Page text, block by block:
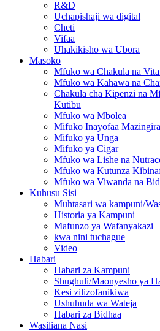
R&D
Uchapishaji wa digital
Cheti
Vifaa
Uhakikisho wa Ubora
Masoko
Mfuko wa Chakula na
Mfuko wa Kahawa na
Chakula cha Kipenzi na
Kutibu
Mfuko wa Mbolea
Mifuko Inayofaa Mazingira
Mifuko ya Unga
Mifuko ya Cigar
Mfuko wa Lishe na
Mfuko wa Kutunza
Mfuko wa Viwanda na
Kuhusu Sisi
Muhtasari wa kampuni/
Historia ya Kampuni
Mafunzo ya Wafanyakazi
kwa nini tuchague
Video
Habari
Habari za Kampuni
Shughuli/Maonyesho ya
Kesi zilizofanikiwa
Ushuhuda wa Wateja
Habari za Bidhaa
Wasiliana Nasi